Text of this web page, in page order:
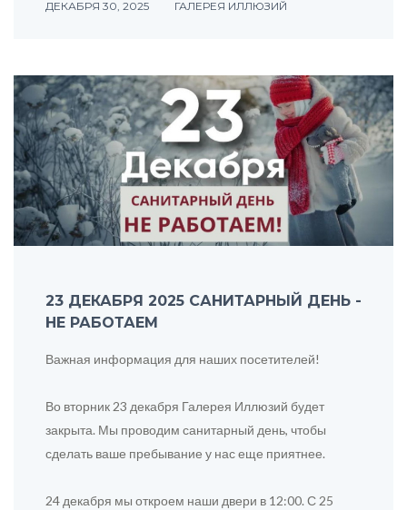
ДЕКАБРЯ 30, 2025 ГАЛЕРЕЯ ИЛЛЮЗИЙ
23 ДЕКАБРЯ 2025 САНИТАРНЫЙ ДЕНЬ -
НЕ РАБОТАЕМ
Важная информация для наших посетителей!
Во вторник 23 декабря Галерея Иллюзий будет
закрыта. Мы проводим санитарный день, чтобы
сделать ваше пребывание у нас еще приятнее.
24 декабря мы откроем наши двери в 12:00. С 25